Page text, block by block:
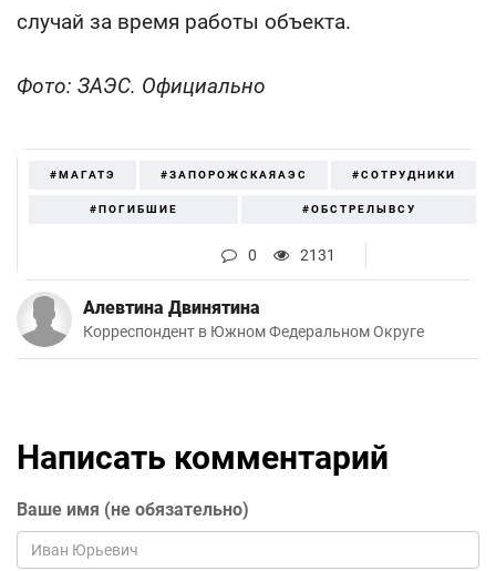
случай за время работы объекта.
Фото: ЗАЭС. Официально
#МАГАТЭ #ЗАПОРОЖСКАЯАЭС #СОТРУДНИКИ
#ПОГИБШИЕ #ОБСТРЕЛЫВСУ
0 2131
Алевтина Двинятина
Корреспондент в Южном Федеральном Округе
Написать комментарий
Ваше имя (не обязательно)